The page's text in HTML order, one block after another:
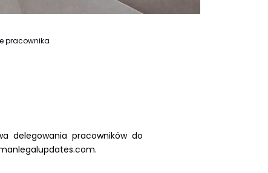
pracownika
delegowania pracowników do